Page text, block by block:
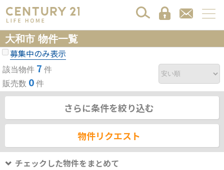
大和市 物件一覧
募集中のみ表示
該当物件 7 件
販売数 0 件
さらに条件を絞り込む
物件リクエスト
チェックした物件をまとめて